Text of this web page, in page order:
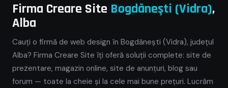
Firma Creare Site Bogdăneşti (Vidra),
Alba
Cauți o firmă de web design în Bogdăneşti (Vidra), județul
Alba? Firma Creare Site îți oferă soluții complete: site de
prezentare, magazin online, site de anunțuri, blog sau
forum — toate la cheie și la cele mai bune prețuri. Lucrăm